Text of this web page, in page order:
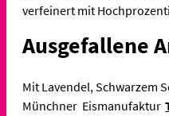
verfeinert mit
Ausgefallene
Mit Lavendel, Schwarzem
Münchner Eismanufaktur